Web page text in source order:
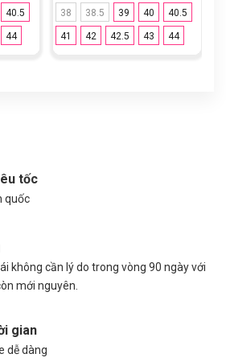
40.5
44
38 38.5 39 40 40.5
41 42 42.5 43 44
tốc
quốc
không cần lý do trong vòng 90 ngày với
mới nguyên.
gian
dễ dàng